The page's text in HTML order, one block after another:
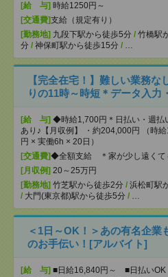
[給 与] 時給1250円～
[交通費]支給（規定有り）
[勤務地] 九段下駅から徒歩5分 / 竹橋駅
分 / 神保町駅から徒歩15分 / …
【完全在宅！】難しい業務な
りの11時～時短＊データ入力
[給 与] ◆時給1,700円＊日払い・週払
あり♪【月収例】 ・約204,000円 （時
円 × 実働6h × 20日）
[交通費]◆全額支給 ＊家が少し遠くて
[月収例] 20～25万円
[勤務地] 竹芝駅から徒歩2分 / 浜松町駅
/ 大門(東京都)駅から徒歩5分 / …
＜1日～OK！＞あの有名企業
のお手伝い！[アルバイト]
[給 与] ■日給16,840円～ ■日払い